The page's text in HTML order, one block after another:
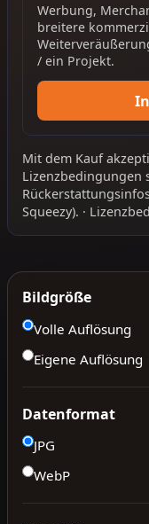
Werbung,
breitere
/ ein Projekt.
Mit dem Kauf
Lizenzbedingungen
Squeezy). ·
Bildgröße
Volle Auflösung
Eigene Auflösung
Datenformat
JPG
WebP